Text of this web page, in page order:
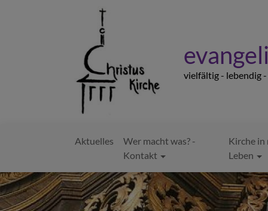
vielfältig - lebendig
Hauptnavigation
Aktuelles
Wer macht was? -
Kontakt
Kirche in
Leben